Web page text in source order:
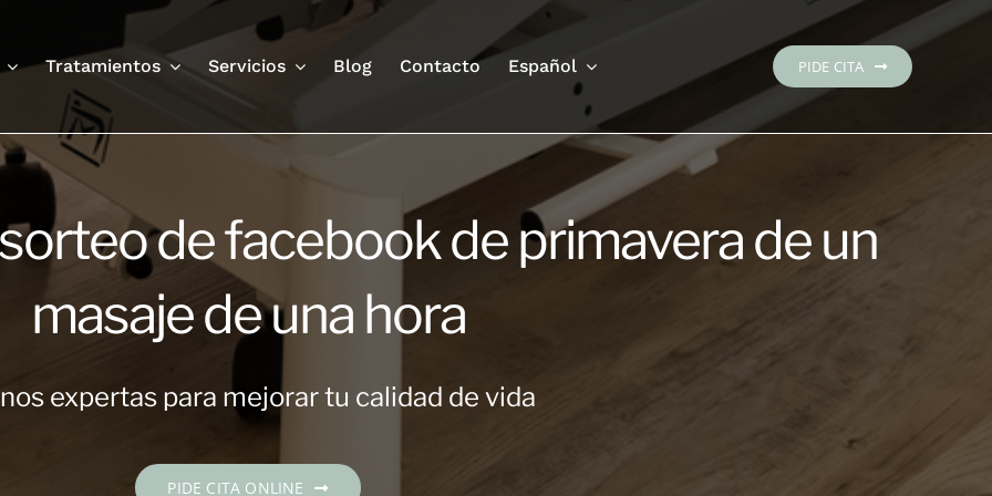
Tratamientos Servicios Blog Contacto Español PIDE CITA
de facebook de primavera de un
masaje de una hora
expertas para mejorar tu calidad de vida
PIDE CITA ONLINE